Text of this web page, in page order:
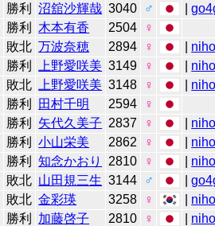
勝利 沼舘沙輝哉 3040 ♂ |
勝利 木本有香 2504
♀
敗北 万波奈穂 2894 ♀
勝利 上野愛咲美 3149 ♀
敗北 上野愛咲美 3148 ♀
勝利 田村千明 2594
♀
勝利 矢代久美子 2837 ♀
勝利 小山栄美 2862 ♀
勝利 知念かおり 2810 ♀
敗北 山田規三生 3144 ♂ |
敗北 金彩瑛 3258 ♀
勝利 加藤啓子 2810 ♀